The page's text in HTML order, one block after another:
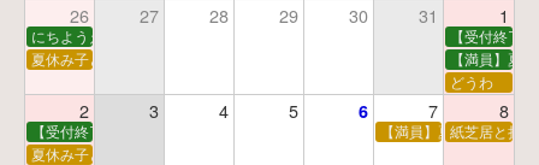
26 27 28 29 30 31 1
にちようえほん
【受付終了
夏休み子ども映画会
【満員】夏
どうわ
2 3 4 5 6 7 8
【受付終了】親子で挑戦！調べ学習ワークショップ 【満員】夏休み科学あ
紙芝居と折
夏休み子ども平和映画会